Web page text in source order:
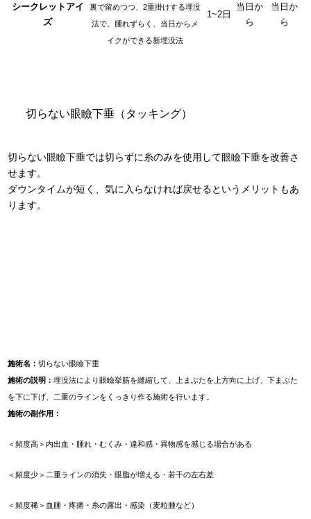
シークレットアイ
ズ
裏で留めつつ、2重掛けする埋没
法で、腫れずらく、当日からメ
イクができる新埋没法
1~2日
当日か
ら
当日か
ら
切らない眼瞼下垂（タッキング）
切らない眼瞼下垂では切らずに糸のみを使用して眼瞼下垂を改善さ
せます。
ダウンタイムが短く、気に入らなければ戻せるというメリットもあ
ります。
施術名：切らない眼瞼下垂
施術の説明：埋没法により眼瞼挙筋を縫縮して、上まぶたを上方向に上げ、下まぶた
を下に下げ、二重のラインをくっきり作る施術を行います。
施術の副作用：
＜頻度高＞ 内出血・腫れ・むくみ・違和感・異物感を感じる場合がある
＜頻度少＞ 二重ラインの消失・眼脂が増える・若干の左右差
＜頻度稀＞ 血腫・疼痛・糸の露出・感染（麦粒腫など）